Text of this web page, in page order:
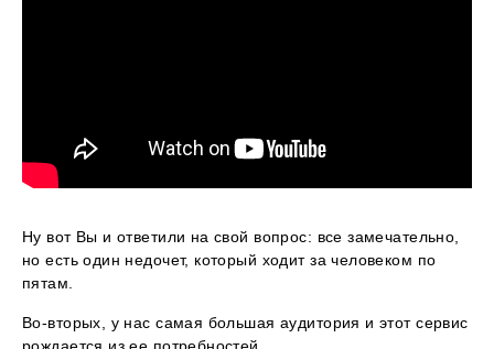
Ну вот Вы и ответили на свой вопрос: все замечательно,
но есть один недочет, который ходит за человеком по
пятам.
Во-вторых, у нас самая большая аудитория и этот сервис